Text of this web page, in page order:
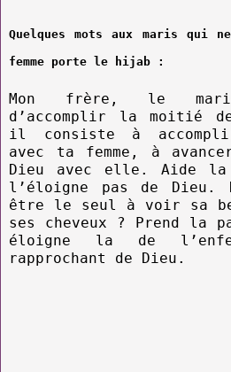
Quelques mots aux maris qui
femme porte le hijab :
Mon frère, le
d’accomplir la moitié
il consiste à
avec ta femme, à
Dieu avec elle. Aide
l’éloigne pas de Dieu.
être le seul à voir sa
ses cheveux ? Prend la
éloigne la de
rapprochant de Dieu.